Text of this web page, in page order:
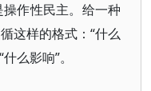
作性民主。给一种
这样的格式：“什么
么影响”。